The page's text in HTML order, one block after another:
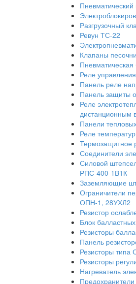
Разгрузочный
Ревун ТС-22
Клапаны
Реле
Панель реле
Панель защиты
Реле
дистанционным
Панели
Реле
Термозащитное
Соединители
Силовой
РПС-400-1В1К
Заземляющие
Ограничители
ОПН-1, 28УХЛ2
Резистор
Блок
Резисторы
Панель
Резисторы типа
Резисторы
Нагреватель
Предохранители